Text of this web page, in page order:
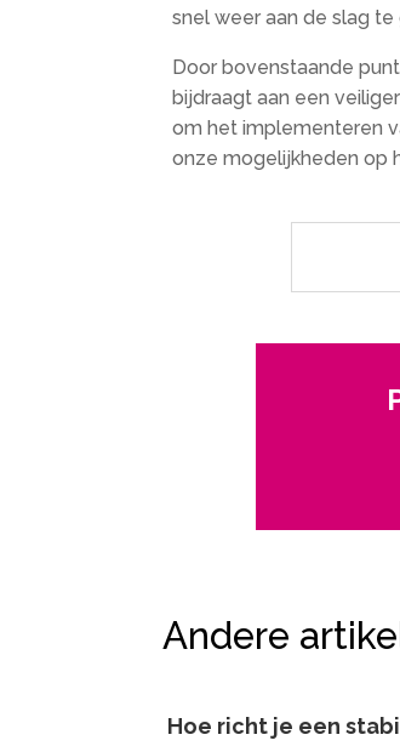
snel weer aan de slag
Door bovenstaande
bijdraagt aan een
om het implementeren
onze mogelijkheden op
Andere
Hoe richt je een